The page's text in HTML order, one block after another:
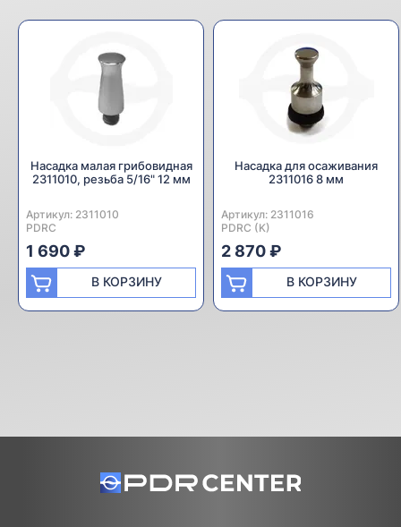
Насадка малая грибовидная
2311010, резьба 5/16" 12 мм
Артикул: 2311010
Производитель:
PDRC
1 690 ₽
В КОРЗИНУ
Насадка для осаживания
2311016 8 мм
Артикул: 2311016
Производитель:
PDRC (K)
2 870 ₽
В КОРЗИНУ